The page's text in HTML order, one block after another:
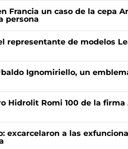
Francia un caso de la cepa
persona
representante de modelos
Ignomiriello, un
Hidrolit Romi 100 de la firma
excarcelaron a las